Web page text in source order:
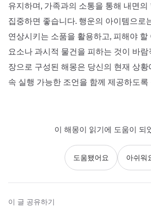
유지하며, 가족과의 소통을 통해 내면의
집중하면 좋습니다. 행운의 아이템으로
연상시키는 소품을 활용하고, 피해야
요소나 과시적 물건을 피하는 것이 바
장으로 구성된 해몽은 당신의 현재 상
속 실행 가능한 조언을 함께 제공하도
이 해몽이 읽기에 도움이 되
도움됐어요 아쉬워
이 글 공유하기